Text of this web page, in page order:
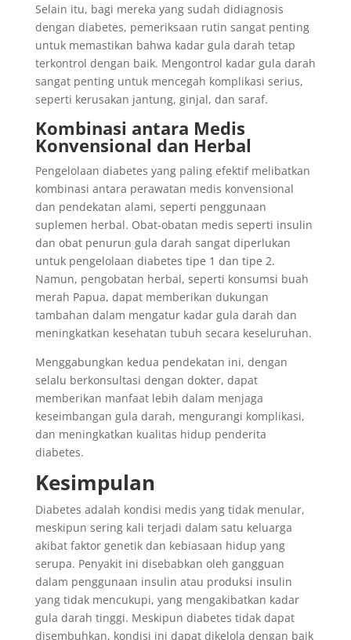
Selain itu, bagi mereka yang sudah didiagnosis
dengan diabetes, pemeriksaan rutin sangat penting
untuk memastikan bahwa kadar gula darah tetap
terkontrol dengan baik. Mengontrol kadar gula darah
sangat penting untuk mencegah komplikasi serius,
seperti kerusakan jantung, ginjal, dan saraf.
Kombinasi antara Medis
Konvensional dan Herbal
Pengelolaan diabetes yang paling efektif melibatkan
kombinasi antara perawatan medis konvensional
dan pendekatan alami, seperti penggunaan
suplemen herbal. Obat-obatan medis seperti insulin
dan obat penurun gula darah sangat diperlukan
untuk pengelolaan diabetes tipe 1 dan tipe 2.
Namun, pengobatan herbal, seperti konsumsi buah
merah Papua, dapat memberikan dukungan
tambahan dalam mengatur kadar gula darah dan
meningkatkan kesehatan tubuh secara keseluruhan.
Menggabungkan kedua pendekatan ini, dengan
selalu berkonsultasi dengan dokter, dapat
memberikan manfaat lebih dalam menjaga
keseimbangan gula darah, mengurangi komplikasi,
dan meningkatkan kualitas hidup penderita
diabetes.
Kesimpulan
Diabetes adalah kondisi medis yang tidak menular,
meskipun sering kali terjadi dalam satu keluarga
akibat faktor genetik dan kebiasaan hidup yang
serupa. Penyakit ini disebabkan oleh gangguan
dalam penggunaan insulin atau produksi insulin
yang tidak mencukupi, yang mengakibatkan kadar
gula darah tinggi. Meskipun diabetes tidak dapat
disembuhkan, kondisi ini dapat dikelola dengan baik